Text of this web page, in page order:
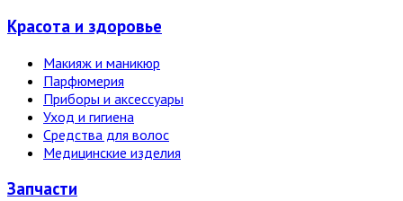
Красота и здоровье
Макияж и маникюр
Парфюмерия
Приборы и аксессуары
Уход и гигиена
Средства для волос
Медицинские изделия
Запчасти